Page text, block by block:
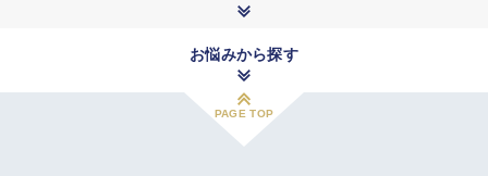
お悩みから探す
PAGE TOP